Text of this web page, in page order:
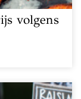
volgens